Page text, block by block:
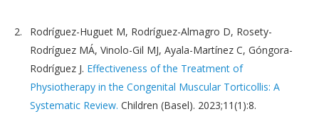
Rodríguez-Huguet M, Rodríguez-Almagro D, Rosety-
Rodríguez MÁ, Vinolo-Gil MJ, Ayala-Martínez C, Góngora-
Rodríguez J. Effectiveness of the Treatment of
Physiotherapy in the Congenital Muscular Torticollis: A
Systematic Review. Children (Basel). 2023;11(1):8.